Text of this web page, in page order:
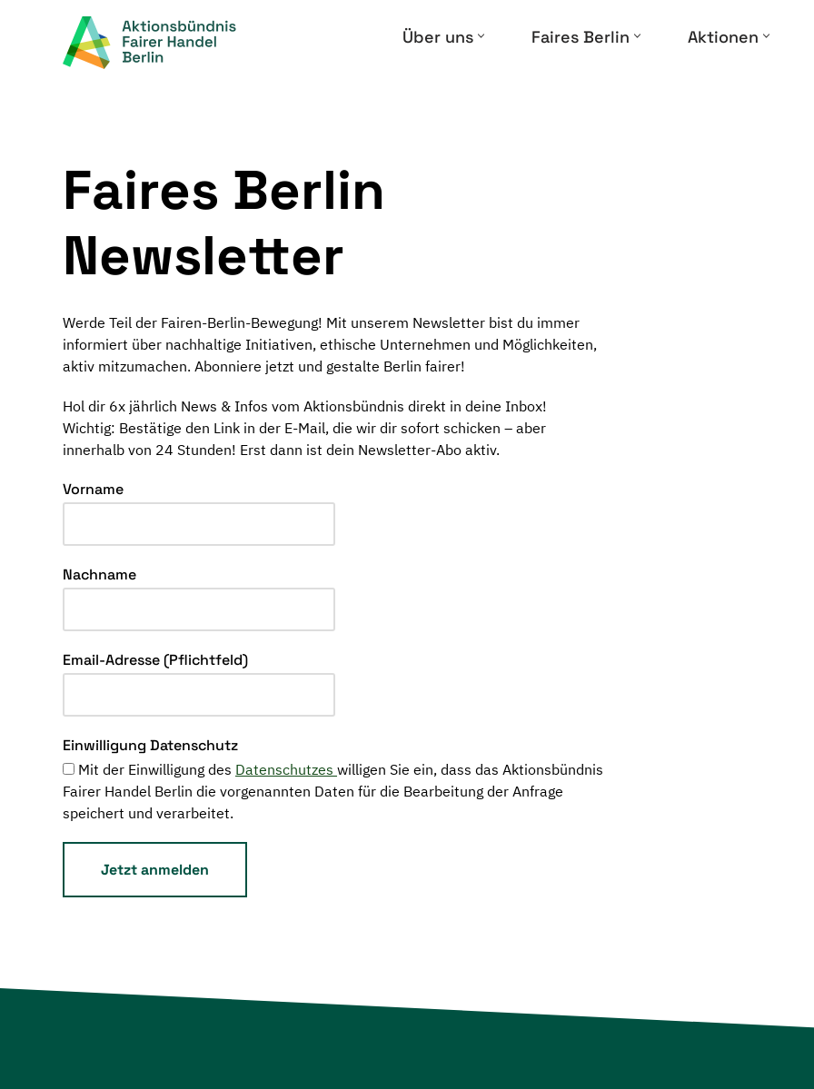
Über uns Faires Berlin Aktionen
Faires Berlin
Newsletter
Werde Teil der Fairen-Berlin-Bewegung! Mit unserem Newsletter bist du immer
informiert über nachhaltige Initiativen, ethische Unternehmen und Möglichkeiten,
aktiv mitzumachen. Abonniere jetzt und gestalte Berlin fairer!
Hol dir 6x jährlich News & Infos vom Aktionsbündnis direkt in deine Inbox!
Wichtig: Bestätige den Link in der E-Mail, die wir dir sofort schicken – aber
innerhalb von 24 Stunden! Erst dann ist dein Newsletter-Abo aktiv.
Vorname
Nachname
Email-Adresse (Pflichtfeld)
Einwilligung Datenschutz
Mit der Einwilligung des Datenschutzes willigen Sie ein, dass das Aktionsbündnis
Fairer Handel Berlin die vorgenannten Daten für die Bearbeitung der Anfrage
speichert und verarbeitet.